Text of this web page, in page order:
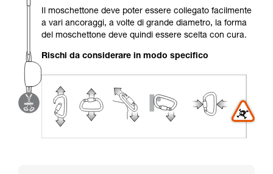
sicurezza, prima di riprodurla autonomamente.
Forniamo esempi di tecniche relative alla vostra
attività. Ne possono esistere altre che non
vengono qui descritte.
Il moschettone deve poter essere collegato facilmente
a vari ancoraggi, a volte di grande diametro, la forma
del moschettone deve quindi essere scelta con cura.
Rischi da considerare in modo specifico